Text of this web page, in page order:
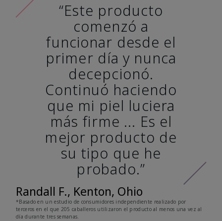
“Este producto
comenzó a
funcionar desde el
primer día y nunca
decepcionó.
Continuó haciendo
que mi piel luciera
más firme ... Es el
mejor producto de
su tipo que he
probado.”
Randall F., Kenton, Ohio
*Basado en un estudio de consumidores independiente realizado por
terceros en el que 205 caballeros utilizaron el producto al menos una vez al
día durante tres semanas.